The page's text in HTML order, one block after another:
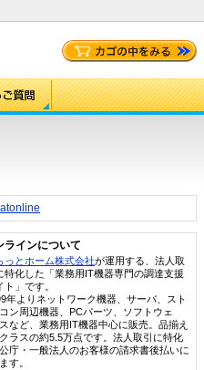
ラインについて
っとホーム株式会社が運用する、法人取
特化した「業務用IT機器専門の調達支援
ト」です。
年よりネットワーク機器、サーバ、スト
ン周辺機器、PCパーツ、ソフトウェ
など、業務用IT機器中心に販売。品揃え
ラスの約5.5万点です。法人取引に特化
庁・一般法人のお客様の請求書後払いに
す。